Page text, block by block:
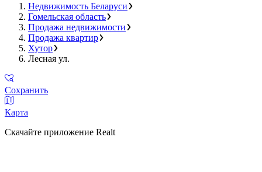
Недвижимость Беларуси
Гомельская область
Продажа недвижимости
Продажа квартир
Хутор
Лесная ул.
Сохранить
Карта
Скачайте приложение Realt